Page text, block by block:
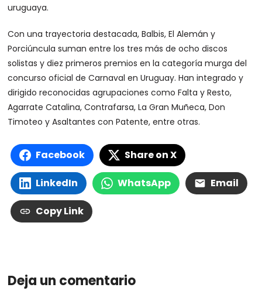
uruguaya.
Con una trayectoria destacada, Balbis, El Alemán y
Porciúncula suman entre los tres más de ocho discos
solistas y diez primeros premios en la categoría murga del
concurso oficial de Carnaval en Uruguay. Han integrado y
dirigido reconocidas agrupaciones como Falta y Resto,
Agarrate Catalina, Contrafarsa, La Gran Muñeca, Don
Timoteo y Asaltantes con Patente, entre otras.
Facebook Share on X
LinkedIn WhatsApp Email
Copy Link
Deja un comentario